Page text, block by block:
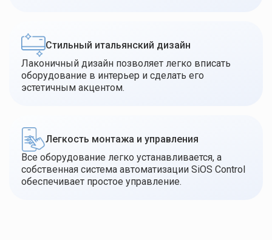
Стильный итальянский дизайн
Лаконичный дизайн позволяет легко вписать
оборудование в интерьер и сделать его
эстетичным акцентом.
Легкость монтажа и управления
Все оборудование легко устанавливается, а
собственная система автоматизации SiOS Control
обеспечивает простое управление.